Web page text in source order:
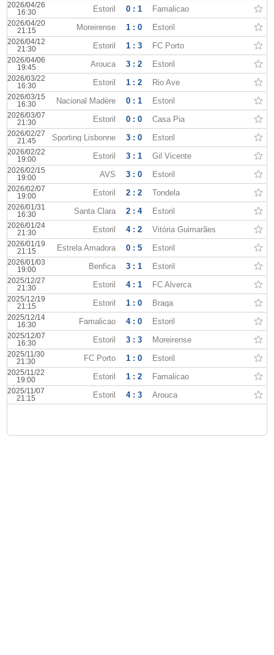
2026/04/26
16:30
Estoril 0 : 1 Famalicao
2026/04/20
21:15
Moreirense 1 : 0 Estoril
2026/04/12
21:30
Estoril 1 : 3 FC Porto
2026/04/06
19:45
Arouca 3 : 2 Estoril
2026/03/22
16:30
Estoril 1 : 2 Rio Ave
2026/03/15
16:30
Nacional Madère 0 : 1 Estoril
2026/03/07
21:30
Estoril 0 : 0 Casa Pia
2026/02/27
21:45
Sporting Lisbonne 3 : 0 Estoril
2026/02/22
19:00
Estoril 3 : 1 Gil Vicente
2026/02/15
19:00
AVS 3 : 0 Estoril
2026/02/07
19:00
Estoril 2 : 2 Tondela
2026/01/31
16:30
Santa Clara 2 : 4 Estoril
2026/01/24
21:30
Estoril 4 : 2 Vitória Guimarães
2026/01/19
21:15
Estrela Amadora 0 : 5 Estoril
2026/01/03
19:00
Benfica 3 : 1 Estoril
2025/12/27
21:30
Estoril 4 : 1 FC Alverca
2025/12/19
21:15
Estoril 1 : 0 Braga
2025/12/14
16:30
Famalicao 4 : 0 Estoril
2025/12/07
16:30
Estoril 3 : 3 Moreirense
2025/11/30
21:30
FC Porto 1 : 0 Estoril
2025/11/22
19:00
Estoril 1 : 2 Famalicao
2025/11/07
21:15
Estoril 4 : 3 Arouca